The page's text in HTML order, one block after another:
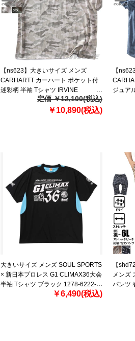
【ns623】大きいサイズ メンズ
CARHARTT カーハート ポケット付
迷彩柄 半袖 Tシャツ IRVINE
RELAXED CAMO T-SHIRT USA直輸
定価 ￥12,100(税込)
￥10,890(税込)
【
ジュア
大きいサイズ メンズ SOUL SPORTS
× 新日本プロレス G1 CLIMAX36大会
半袖 Tシャツ ブラック 1278-6222-1
￥6,490(税込)
【
メンズ
パンツ